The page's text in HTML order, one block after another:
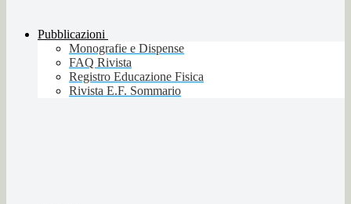
Pubblicazioni
Monografie e Dispense
FAQ Rivista
Registro Educazione Fisica
Rivista E.F. Sommario